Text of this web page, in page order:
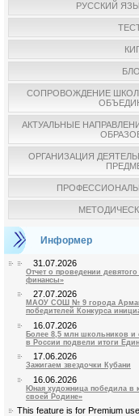
РУССКИЙ
СОПРОВОЖДЕНИЕ
АКТУАЛЬНЫЕ
ОРГАНИЗАЦИЯ
Информер
31.07.2026
Отчет о проведении
финансы»
27.07.2026
МАОУ СОШ № 9 города
победителей Конкурса
16.07.2026
Более 8,5 млн школьников и
в России подвели итоги
17.06.2026
Зажигаем звездочки Кубани
16.06.2026
Юная художница победила в
своей Родине»
This feature is for Premium